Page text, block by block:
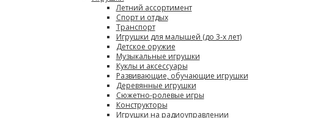
Летний ассортимент
Спорт и отдых
Транспорт
Игрушки для малышей (до 3-х лет)
Детское оружие
Музыкальные игрушки
Куклы и аксессуары
Развивающие, обучающие игрушки
Деревянные игрушки
Сюжетно-ролевые игры
Конструкторы
Игрушки на радиоуправлении